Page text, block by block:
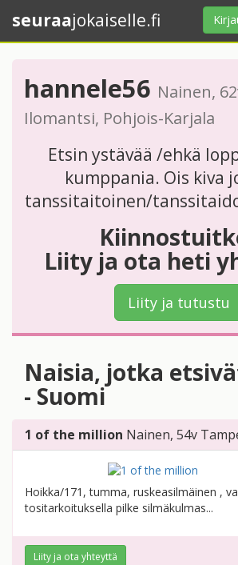
seuraajokaiselle.fi
hannele56 Nainen,
Ilomantsi, Pohjois-Karjala
Etsin ystävää /ehkä
kumppania. Ois kiva
tanssitaitoinen/
Liity ja ota heti
Liity ja tutustu
Naisia, jotka
- Suomi
1 of the million Nainen, 54v
Hoikka/171, tumma, ruskeasilmäinen ,
tositarkoituksella pilke silmäkulmas...
Liity ja ota yhteyttä